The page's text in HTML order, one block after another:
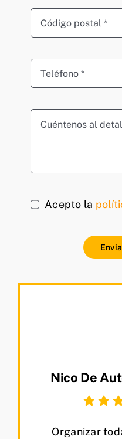
Acepto la
Nico De
Organizar